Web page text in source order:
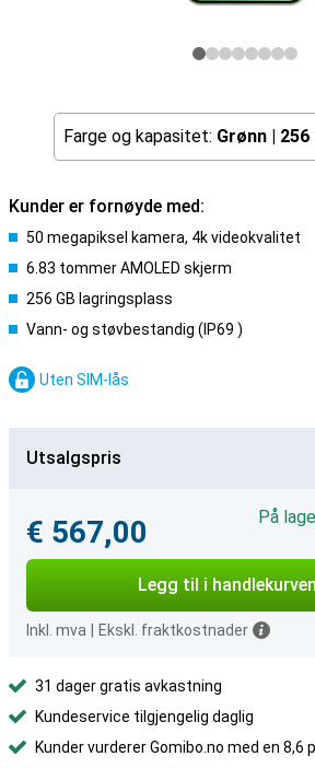
Farge og kapasitet: Grønn | 256
Kunder er fornøyde med:
50 megapiksel kamera, 4k videokvalitet
6.83 tommer AMOLED skjerm
256 GB lagringsplass
Vann- og støvbestandig (IP69 )
Uten SIM-lås
Utsalgspris
€ 567,00
På
Legg til i handlekurven
Inkl. mva Ekskl. fraktkostnader
31 dager gratis avkastning
Kundeservice tilgjengelig daglig
Kunder vurderer Gomibo.no med en 8,6